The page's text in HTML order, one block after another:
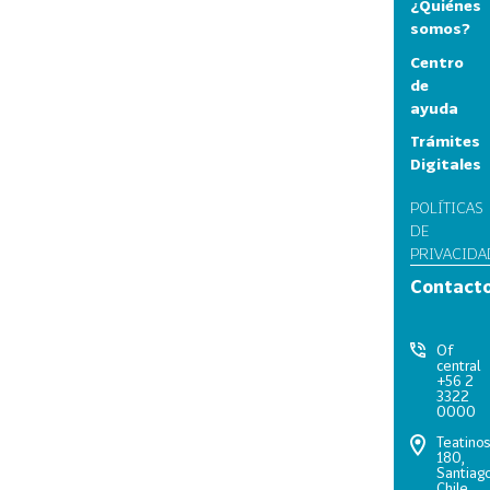
¿Quiénes
somos?
Centro
de
ayuda
Trámites
Digitales
POLÍTICAS
DE
Of
central
+56 2
3322
0000
Teatinos
180,